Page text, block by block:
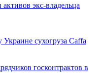
экс-владельца
сухогруза Caffa
госконтрактов в